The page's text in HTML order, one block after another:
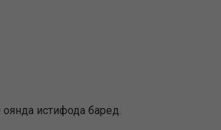
истифода баред.